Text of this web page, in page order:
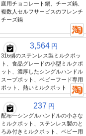
庭用チョコレート鍋、チーズ鍋、
複数人セルフサービスのフレンチ
チーズ鍋
3,564 円
316個のステンレス製ミルクポッ
ト、食品グレードの小型ミルクポ
ット、濃厚したシングルハンドル
スープポット、ベビーフード専用
ポット、熱いミルクポット
237 円
配布—シングルハンドルの小さな
ミルクポット、ステンレス製のと
ろみ付きミルクポット、ベビー用